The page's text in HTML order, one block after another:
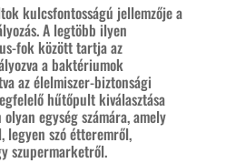
kulcsfontosságú jellemzője a
A legtöbb ilyen
fok között tartja az
a baktériumok
az élelmiszer-biztonsági
hűtőpult kiválasztása
egység számára, amely
legyen szó étteremről,
szupermarketről.